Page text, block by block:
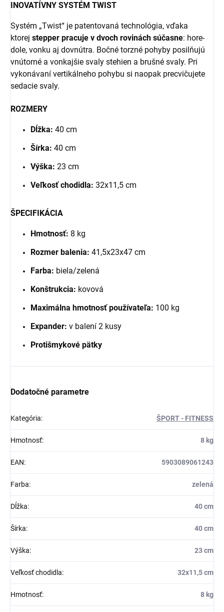
INOVATÍVNY SYSTÉM TWIST
Systém „Twist“ je patentovaná technológia, vďaka
ktorej stepper pracuje v dvoch rovinách súčasne: hore-
dole, vonku aj dovnútra. Bočné torzné pohyby posilňujú
vnútorné a vonkajšie svaly stehien a brušné svaly. Pri
vykonávaní vertikálneho pohybu si naopak precvičujete
sedacie svaly.
ROZMERY
Dĺžka: 40 cm
Šírka: 40 cm
Výška: 23 cm
Veľkosť chodidla: 32x11,5 cm
ŠPECIFIKÁCIA
Hmotnosť: 8 kg
Rozmer balenia: 41,5x23x47 cm
Farba: biela/zelená
Konštrukcia: kovová
Maximálna hmotnosť používateľa: 100 kg
Expander: v balení 2 kusy
Protišmykové pätky
Dodatočné parametre
Kategória: ŠPORT - FITNESS
Hmotnosť: 8 kg
EAN: 5903089061243
Farba: zelená
Dĺžka: 40 cm
Šírka: 40 cm
Výška: 23 cm
Veľkosť chodidla: 32x11,5 cm
Hmotnosť: 8 kg